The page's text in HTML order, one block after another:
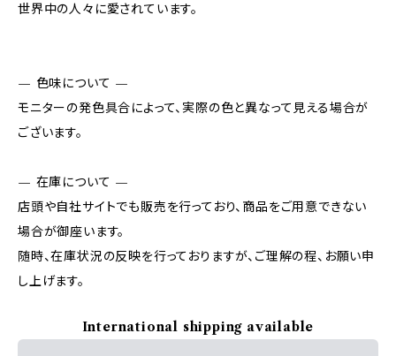
世界中の人々に愛されています。
— 色味について —
モニターの発色具合によって、実際の色と異なって見える場合が
ございます。
— 在庫について —
店頭や自社サイトでも販売を行っており、商品をご用意できない
場合が御座います。
随時、在庫状況の反映を行っておりますが、ご理解の程、お願い申
し上げます。
International shipping available